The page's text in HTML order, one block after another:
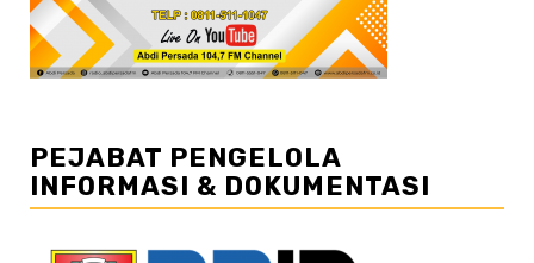
PEJABAT PENGELOLA
INFORMASI & DOKUMENTASI